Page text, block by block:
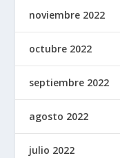
noviembre 2022
octubre 2022
septiembre 2022
agosto 2022
julio 2022